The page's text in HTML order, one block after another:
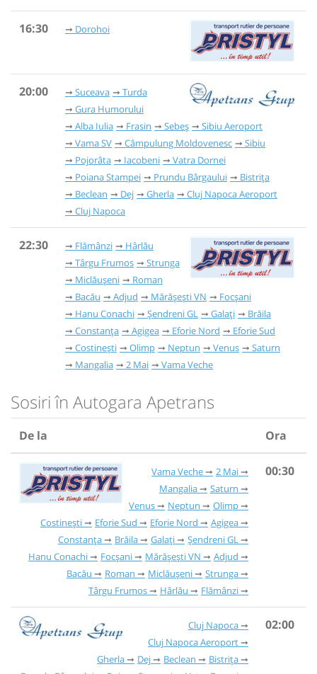
16:30 Dorohoi
20:00 Suceava
Turda
Gura Humorului
Alba Iulia
Frasin Sebeș
Sibiu Aeroport
Vama SV
Câmpulung Moldovenesc
Sibiu
Pojorâta
Iacobeni
Vatra Dornei
Poiana Stampei
Prundu Bârgaului
Bistrița
Beclean
Dej Gherla
Cluj Napoca Aeroport
Cluj Napoca
22:30 Flămânzi
Hârlău
Târgu Frumos
Strunga
Miclăușeni
Roman
Bacău
Adjud Mărășești VN
Focșani
Hanu Conachi
Șendreni GL Galați
Brăila
Constanța
Agigea Eforie Nord
Eforie Sud
Costinești
Olimp Neptun Venus
Saturn
Mangalia
2 Mai Vama Veche
Sosiri în Autogara Apetrans
De la Ora
Vama Veche
2 Mai
Mangalia
Saturn
Venus
Neptun
Olimp
Costinești
Eforie Sud Eforie Nord
Agigea
Constanța
Brăila Galați
Șendreni GL
Hanu Conachi
Focșani Mărășești VN
Adjud
Bacău
Roman Miclăușeni
Strunga
Târgu Frumos
Hârlău Flămânzi
00:30
Cluj Napoca
Cluj Napoca Aeroport
Gherla
Dej Beclean
Bistrița
02:00